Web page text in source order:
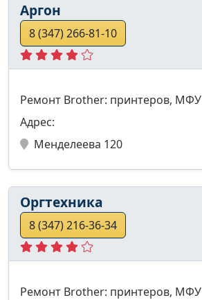
Аргон
8 (347) 266-81-10
Ремонт Brother: принтеров, МФУ
Адрес:
Менделеева 120
Оргтехника
8 (347) 216-36-34
Ремонт Brother: принтеров, МФУ